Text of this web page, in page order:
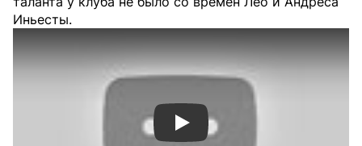
Иньесты.
Смотреть видео YouTube